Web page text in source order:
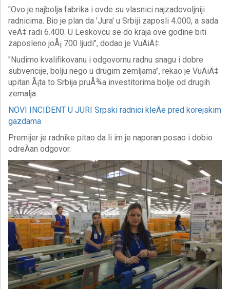
"Ovo je najbolja fabrika i ovde su vlasnici najzadovoljniji
radnicima. Bio je plan da 'Jura' u Srbiji zaposli 4.000, a sada
veÄ‡ radi 6.400. U Leskovcu se do kraja ove godine biti
zaposleno joÅ¡ 700 ljudi", dodao je VuÄiÄ‡.
"Nudimo kvalifikovanu i odgovornu radnu snagu i dobre
subvencije, bolju nego u drugim zemljama", rekao je VuÄiÄ‡
upitan Å¡ta to Srbija pruÅ¾a investitorima bolje od drugih
zemalja.
NOVI INCIDENT U JURI Srpski radnici kleÄe pred korejskim
gazdama
Premijer je radnike pitao da li im je naporan posao i dobio
odreÄan odgovor.